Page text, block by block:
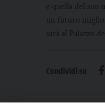
e quella del suo
un futuro
sarà al Palazzo
Condividi su